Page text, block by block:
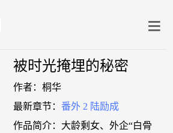
被时光掩埋的秘密
作者：桐华
最新章节：番外 2 陆励成
作品简介：大龄剩女、外企“白骨